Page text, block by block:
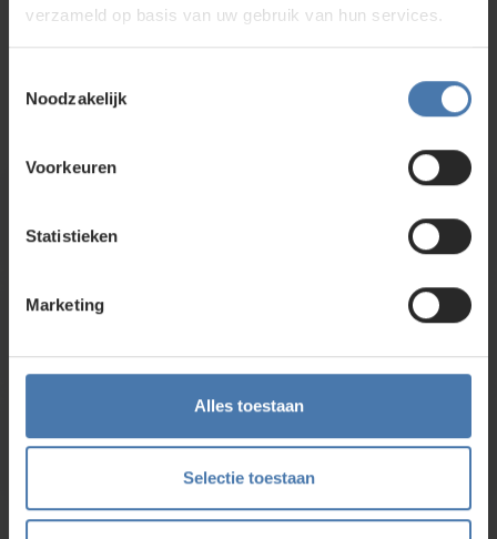
verzameld op basis van uw gebruik van hun services.
Noodzakelijk
Voorkeuren
Statistieken
Marketing
Alles toestaan
Selectie toestaan
Kunt u niet vinden wat u zoekt?
ons assortiment aan
, meetinstrumenten en
accessoires.
Bel Whatsapp of mail
Onze eigen service afdeling
Onze showroom